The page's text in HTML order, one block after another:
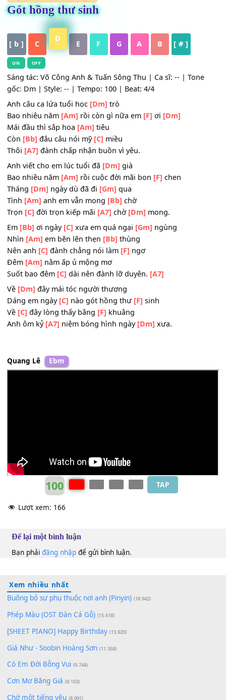
,Nhạc Trữ Tình
Gót hồng thư sinh
[ b ] C E F G A [ # ]
OFF
Sáng tác: Võ Công Anh & Tuấn Sông Thu | Ca sĩ: -- |
gốc: Dm | Style: -- | Tempo: 100 | Beat: 4/4
Anh câu ca lứa tuổi học[Dm]trò
Bao nhiêu năm[Am]rồi còn gì nữa em
Mái đầu thì sắp hoa[Am]tiêu
Còn[Bb]đâu câu nói mỹ[C]miều
Thôi[A7]đành chấp nhận buồn vì yêu.
Anh viết cho em lúc tuổi đã [Dm]già
Bao nhiêu năm rồi cuộc đời mãi bon
Tháng[Dm]ngày dù đã đi[Gm]qua
Tình[Am]anh em vẫn mong [Bb]chờ
Trọn[C]đời trọn kiếp mãi[A7]
Em[Bb] ơi ngày[C] xưa em quá ngại [Gm]
Nhìn[Am]em bẽn lẽn thẹn[Bb]
Nên anh[C]đành chẳng nói làm [F] ngơ
Đêm [Am]nằm ấp ủ mộng mơ
Suốt bao đêm[C]dài nên đành lỡ duyên.[A7]
Dáng em ngày[C]
Về[C]đây lòng thấy bâng[F]khuâng
Lượt xem: 166
Để lại một bình luận
đăng nhập để gửi bình luận.
Xem nhiều nhất